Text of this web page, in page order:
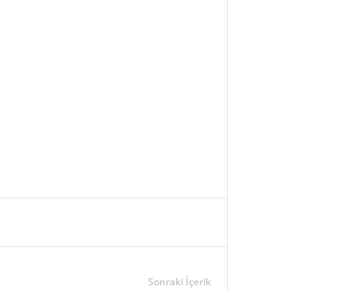
Sonraki İçerik